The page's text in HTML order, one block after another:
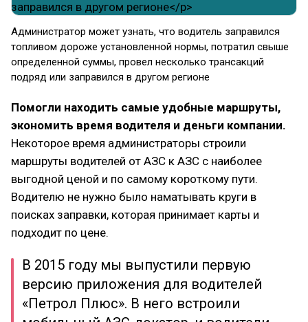
Администратор может узнать, что водитель заправился
топливом дороже установленной нормы, потратил свыше
определенной суммы, провел несколько трансакций
подряд или заправился в другом регионе
Помогли находить самые удобные маршруты,
экономить время водителя и деньги компании.
Некоторое время администраторы строили
маршруты водителей от АЗС к АЗС с наиболее
выгодной ценой и по самому короткому пути.
Водителю не нужно было наматывать круги в
поисках заправки, которая принимает карты и
подходит по цене.
В 2015 году мы выпустили первую
версию приложения для водителей
«Петрол Плюс». В него встроили